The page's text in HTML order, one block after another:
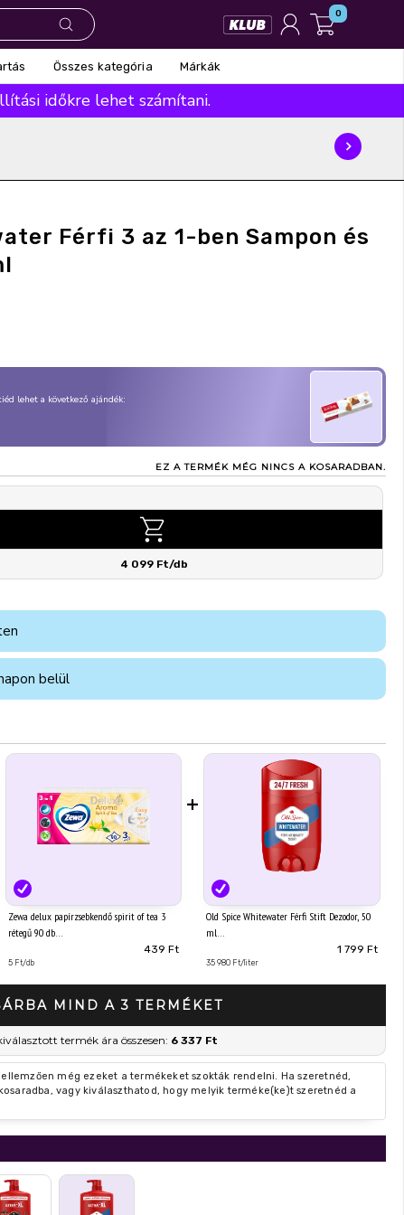
0
Összes kategória Márkák
időkre lehet számítani.
Férfi 3 az 1-ben Sampon és
lehet a következő ajándék:
EZ A TERMÉK MÉG NINCS A KOSARADBAN.
4 099 Ft/db
belül
Zewa delux papírzsebkendő spirit of tea 3
rétegű 90 db
439 Ft
5 Ft/db
+
Old Spice Whitewater Férfi Stift Dezodor, 50
ml
1 799 Ft
35 980 Ft/liter
MIND A 3 TERMÉKET
termék ára összesen: 6 337 Ft
még ezeket a termékeket szokták rendelni. Ha szeretnéd,
vagy kiválaszthatod, hogy melyik terméke(ke)t szeretnéd a